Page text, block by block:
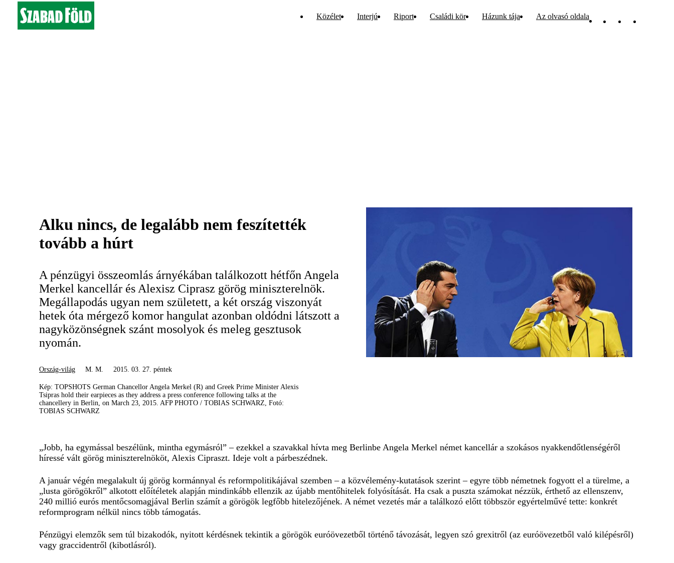
Közélet Interjú Riport Családi kör Házunk tája Az olvasó oldala
Alku nincs, de legalább nem feszítették
tovább a húrt
A pénzügyi összeomlás árnyékában találkozott hétfőn Angela
Merkel kancellár és Alexisz Ciprasz görög miniszterelnök.
Megállapodás ugyan nem született, a két ország viszonyát
hetek óta mérgező komor hangulat azonban oldódni látszott a
nagyközönségnek szánt mosolyok és meleg gesztusok
nyomán.
Ország-világ M. M. 2015. 03. 27. péntek
Kép: TOPSHOTS German Chancellor Angela Merkel (R) and Greek Prime Minister Alexis
Tsipras hold their earpieces as they address a press conference following talks at the
chancellery in Berlin, on March 23, 2015. AFP PHOTO / TOBIAS SCHWARZ, Fotó:
TOBIAS SCHWARZ
„Jobb, ha egymással beszélünk, mintha egymásról” – ezekkel a szavakkal hívta meg Berlinbe Angela Merkel német kancellár a szokásos nyakkendőtlenségéről
híressé vált görög miniszterelnököt, Alexis Cipraszt. Ideje volt a párbeszédnek.
A január végén megalakult új görög kormánnyal és reformpolitikájával szemben – a közvélemény-kutatások szerint – egyre több németnek fogyott el a türelme, a
„lusta görögökről” alkotott előítéletek alapján mindinkább ellenzik az újabb mentőhitelek folyósítását. Ha csak a puszta számokat nézzük, érthető az ellenszenv,
240 millió eurós mentőcsomagjával Berlin számít a görögök legfőbb hitelezőjének. A német vezetés már a találkozó előtt többször egyértelművé tette: konkrét
reformprogram nélkül nincs több támogatás.
Pénzügyi elemzők sem túl bizakodók, nyitott kérdésnek tekintik a görögök euróövezetből történő távozását, legyen szó grexitről (az euróövezetből való kilépésről)
vagy graccidentről (kibotlásról).